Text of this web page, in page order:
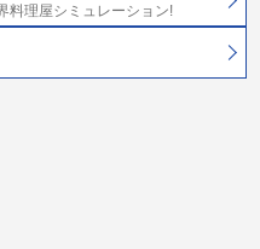
料理屋シミュレーション!